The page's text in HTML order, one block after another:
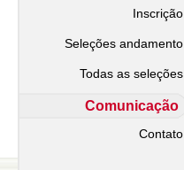
Inscrição
Seleções andamento
Todas as seleções
Comunicação
Contato